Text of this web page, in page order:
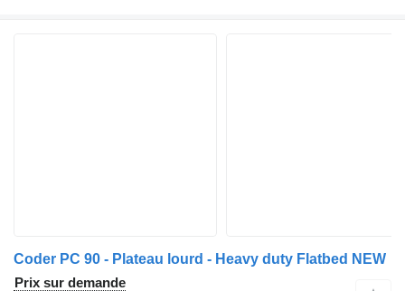
Coder PC 90 - Plateau lourd - Heavy duty Flatbed NEW
Prix sur demande